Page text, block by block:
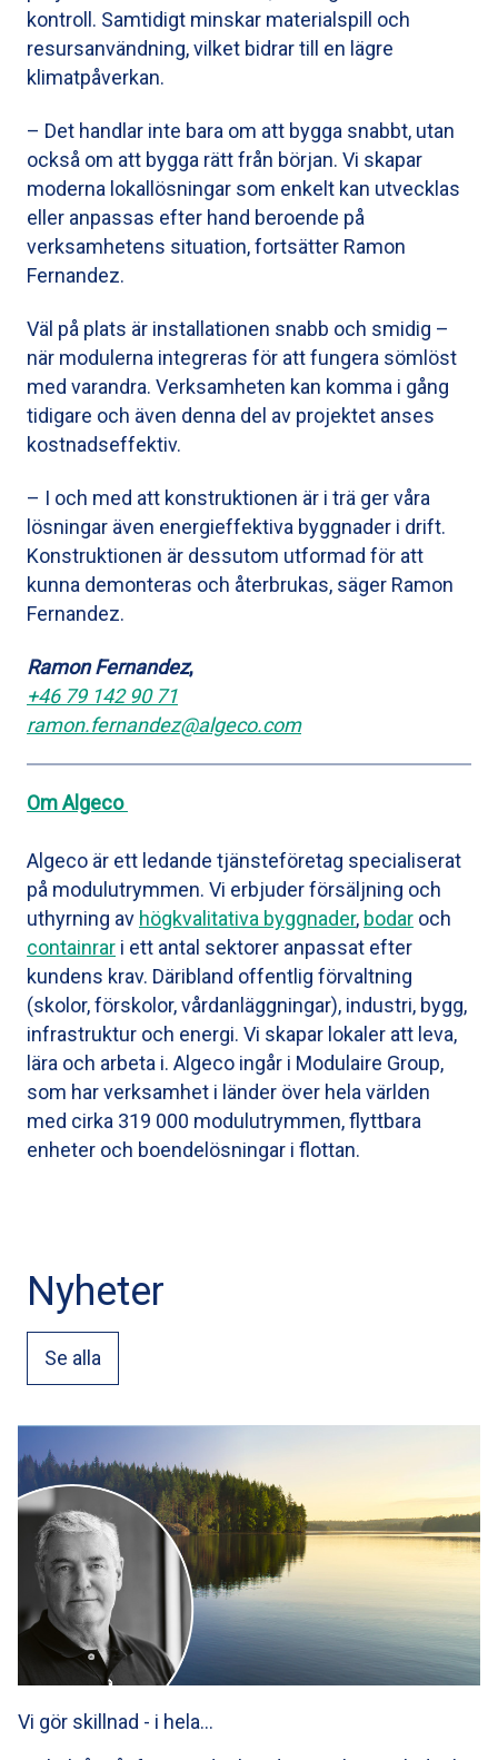
kontroll. Samtidigt minskar materialspill och
resursanvändning, vilket bidrar till en lägre
klimatpåverkan.
– Det handlar inte bara om att bygga snabbt, utan
också om att bygga rätt från början. Vi skapar
moderna lokallösningar som enkelt kan utvecklas
eller anpassas efter hand beroende på
verksamhetens situation, fortsätter Ramon
Fernandez.
Väl på plats är installationen snabb och smidig –
när modulerna integreras för att fungera sömlöst
med varandra. Verksamheten kan komma i gång
tidigare och även denna del av projektet anses
kostnadseffektiv.
– I och med att konstruktionen är i trä ger våra
lösningar även energieffektiva byggnader i drift.
Konstruktionen är dessutom utformad för att
kunna demonteras och återbrukas, säger Ramon
Fernandez.
Ramon Fernandez,
+46 79 142 90 71
ramon.fernandez@algeco.com
Om Algeco
Algeco är ett ledande tjänsteföretag specialiserat
på modulutrymmen. Vi erbjuder försäljning och
uthyrning av högkvalitativa byggnader, bodar och
containrar i ett antal sektorer anpassat efter
kundens krav. Däribland offentlig förvaltning
(skolor, förskolor, vårdanläggningar), industri, bygg,
infrastruktur och energi. Vi skapar lokaler att leva,
lära och arbeta i. Algeco ingår i Modulaire Group,
som har verksamhet i länder över hela världen
med cirka 319 000 modulutrymmen, flyttbara
enheter och boendelösningar i flottan.
Nyheter
Se alla
Vi gör skillnad - i hela…